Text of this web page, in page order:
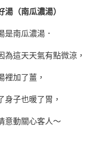
（南瓜濃湯）
是南瓜濃湯．
為這天天氣有點微涼，
裡加了薑，
身子也暖了胃，
意動關心客人～